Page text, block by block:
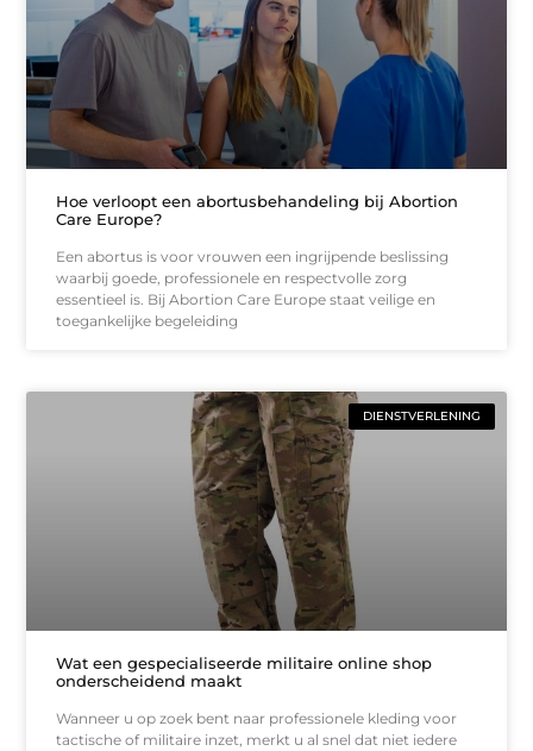
Hoe verloopt een abortusbehandeling bij Abortion
Care Europe?
Een abortus is voor vrouwen een ingrijpende beslissing
waarbij goede, professionele en respectvolle zorg
essentieel is. Bij Abortion Care Europe staat veilige en
toegankelijke begeleiding
DIENSTVERLENING
Wat een gespecialiseerde militaire online shop
onderscheidend maakt
Wanneer u op zoek bent naar professionele kleding voor
tactische of militaire inzet, merkt u al snel dat niet iedere